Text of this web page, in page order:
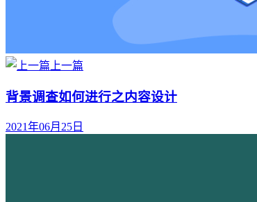
上一篇
背景调查如何进行之内容设计
2021年06月25日